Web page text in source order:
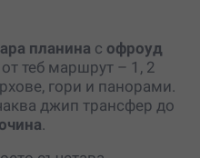
планина с офроуд
теб маршрут – 1, 2
гори и панорами.
джип трансфер до
.